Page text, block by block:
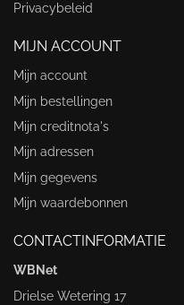
Privacybeleid
MIJN ACCOUNT
Mijn account
Mijn bestellingen
Mijn creditnota's
Mijn adressen
Mijn gegevens
Mijn waardebonnen
CONTACTINFORMATIE
WBNet
Drielse Wetering 17